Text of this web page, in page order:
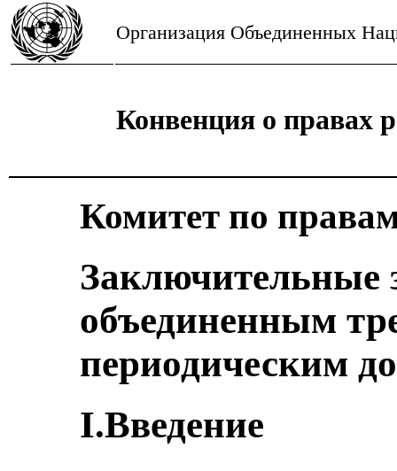
Организация Объединенных
Конвенция о правах
Комитет по
Заключительные
объединенным
периодическим
I.Введение